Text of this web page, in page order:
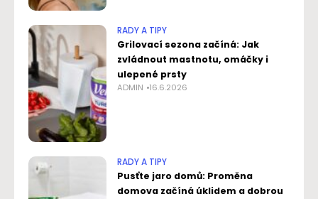
RADY A TIPY
Grilovací sezona začíná: Jak
zvládnout mastnotu, omáčky i
ulepené prsty
ADMIN 16.6.2026
RADY A TIPY
Pusťte jaro domů: Proměna
domova začíná úklidem a dobrou